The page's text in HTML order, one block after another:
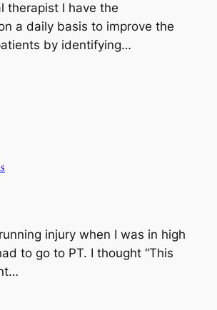
therapist I have the
a daily basis to improve the
by identifying…
injury when I was in high
to go to PT. I thought “This